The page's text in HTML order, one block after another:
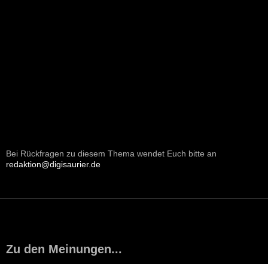
Bei Rückfragen zu diesem Thema wendet Euch bitte an
redaktion@digisaurier.de
Zu den Meinungen...